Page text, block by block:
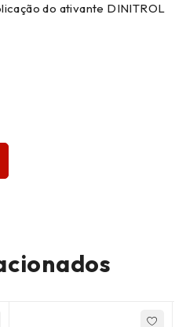
do ativante DINITROL